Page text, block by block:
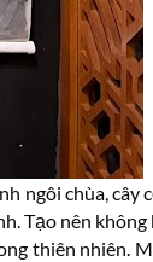
ngôi chùa, cây
Tạo nên
thiên nhiên.